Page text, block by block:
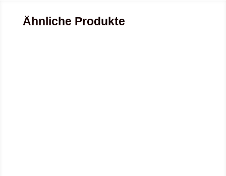
Ähnliche Produkte